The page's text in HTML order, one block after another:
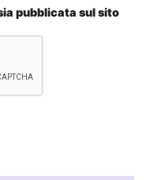
pubblicata sul sito